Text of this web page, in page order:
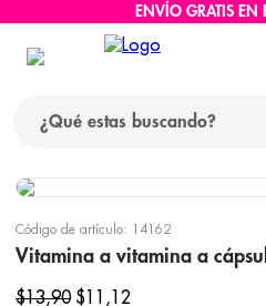
ENVÍO GRATIS EN
Código de artículo: 14162
Vitamina a vitamina a
$13,90 $11 ,12
términos más buscados
1. protector solar
2. pañales